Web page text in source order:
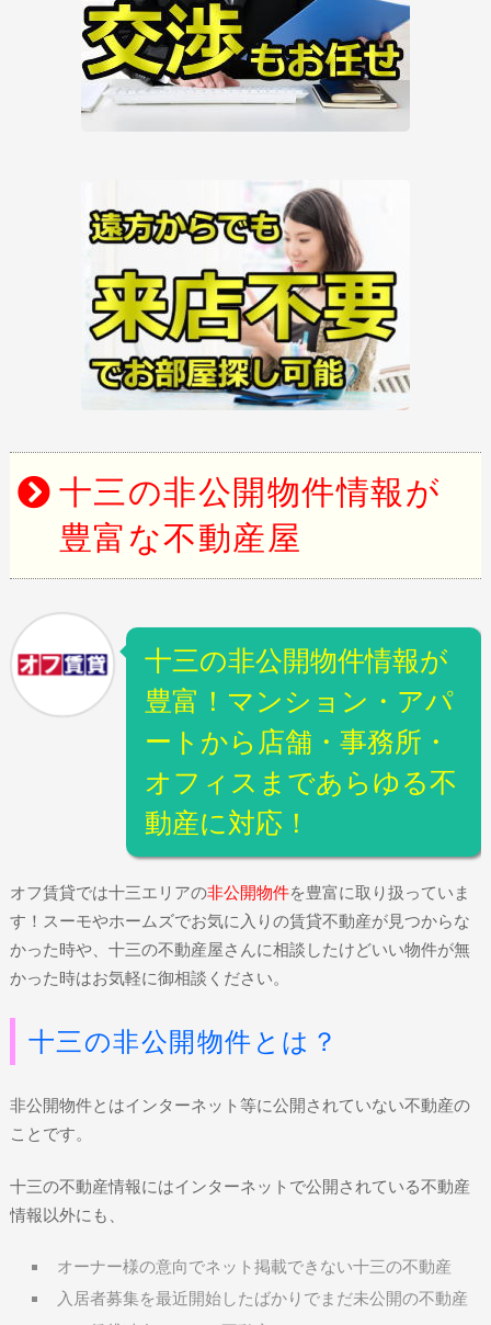
十三の非公開物件情報が
豊富な不動産屋
十三の非公開物件情報が
豊富！マンション・アパ
ートから店舗・事務所・
オフィスまであらゆる不
動産に対応！
オフ賃貸では十三エリアの非公開物件を豊富に取り扱っていま
す！スーモやホームズでお気に入りの賃貸不動産が見つからな
かった時や、十三の不動産屋さんに相談したけどいい物件が無
かった時はお気軽に御相談ください。
十三の非公開物件とは？
非公開物件とはインターネット等に公開されていない不動産の
ことです。
十三の不動産情報にはインターネットで公開されている不動産
情報以外にも、
オーナー様の意向でネット掲載できない十三の不動産
入居者募集を最近開始したばかりでまだ未公開の不動産